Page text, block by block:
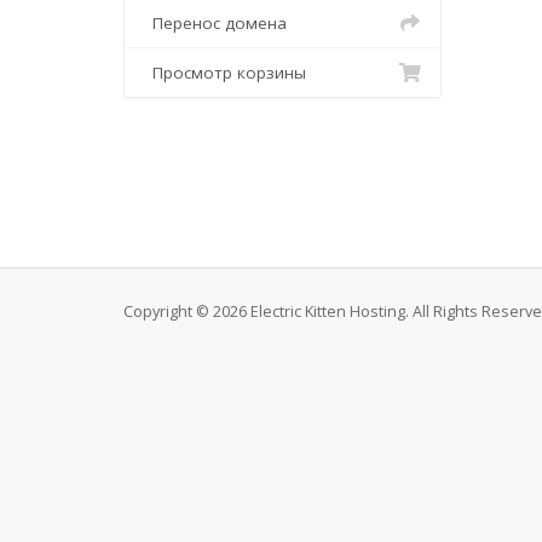
Перенос домена
Просмотр корзины
Copyright © 2026 Electric Kitten Hosting. All Rights